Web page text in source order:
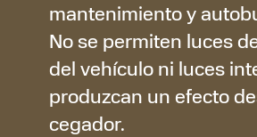
mantenimiento y
No se permiten luces
del vehículo ni luces
produzcan un efecto
cegador.